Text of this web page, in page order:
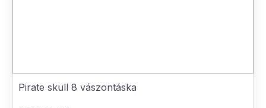
Pirate skull 8 vászontáska